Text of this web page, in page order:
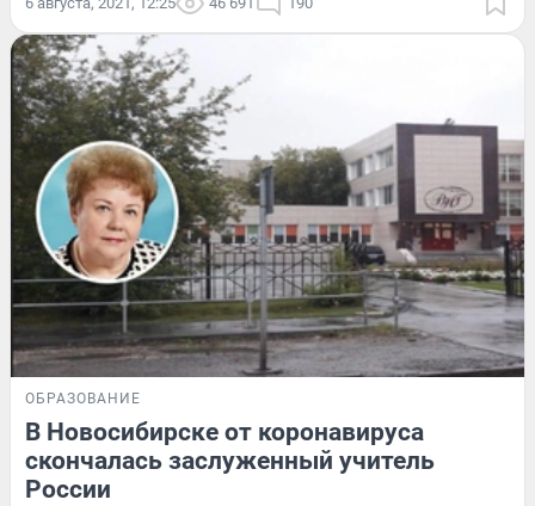
ОБРАЗОВАНИЕ
В Новосибирске от коронавируса
скончалась заслуженный учитель
России